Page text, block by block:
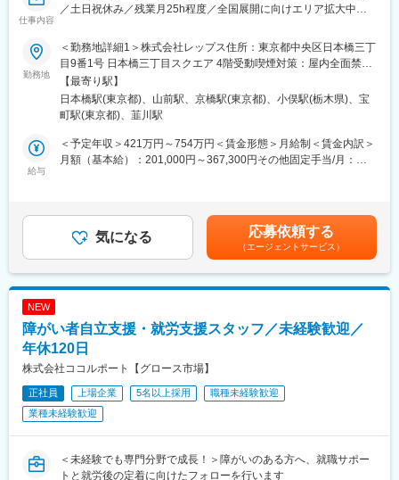
・当社は関東でトップクラスのシェアを持つ総合医療商社です。
扱っていない製品がないほどのラインナップで、「栗原に頼めば
なんでも用意できる」というブランドがあります。
・トップシェアを取ることができた要因は当社独自の営業スタイ
ルです。医療機関を広くカバーし病院との窓口となる「エリア営
についての提案を行う「専門営業」、在宅患者向けの福祉用具等
を扱う「ライフケア営業」の3つに営業部隊を分けることによって
仕事内容
／土日祝休み／残業月25h程度／全国展開に向けエリア拡大中～
ップクラスの売上を誇る、創業70年以上の医療機器商社の子会社
として新たに設立された医療メーカー向けの営業支援専門企業と
なります。※
■はじめに：
透析装置や透析液を扱う医療機器メーカーの営業担当として、メ
ーカーの代わりに病院やディーラーに対する営業活動を行ってい
ただきます。具体的には、血液浄化領域に関連する製品の提案・
導入支援、医師や臨床工学技士との連携、製品説明やトレーニン
・透析関連製品（透析装置、透析液、カテーテル、フィルター
等）の営業活動・病院
・クリニックへの直接営業（新規、既存）
■仕事の特徴：
・担当エリア、顧客に対し一人で裁量を持って動ける自走型の営
・顧客との関係構築を通じて、長期的な信頼関係の中で売上を伸
ばすスタンス
配属先は全18名（男性15名、女性3名）にて構成されておりま
す。
勤務地
＜勤務地詳細1＞株式会社レップス住所：東京都中央区日本橋三丁
目9番1号 日本橋三丁目スクエア 4階受動喫煙対策：屋内全面禁煙
＜勤務地詳細2＞関東エリア住所：東京都／神奈川県／埼玉県／茨
城県／栃木県／群馬県 受動喫煙対策：屋内全面禁煙＜勤務地詳細
3＞株式会社栗原医療器械店住所：群馬県太田市清原町4-6 勤務地
囲：会社の定める事業所
【最寄り駅】
日本橋駅(東京都)、山前駅、京橋駅(東京都)、小俣駅(栃木県)、宝
町駅(東京都)、韮川駅
給与
＜予定年収＞421万円～754万円＜賃金形態＞月給制＜賃金内訳＞
月額（基本給）：201,000円～367,300円その他固定手当/月：
業手当＞有＜給与補足＞※給与はご経験をもとに決定。■昇給：年
1回（9月）■賞与：年2回（6月、12月）■給与例：医療業界経験５
年総合職の場合、年収：491万円うち月給：311,600円（内訳：基
本給234,600円、営業手当52,000円、総合職手当15,000円、地域
手当10,000円）賃金はあくまでも目安の金額であり、選考を通じ
です。
気になる 応募依頼する
（エージェントサービス）
NEW
障がい者自立支援・就労支援スタッフ／未経験歓迎／
年休120日
株式会社ココルポート【グロース市場】
正社員 上場企業 5名以上採用
職種未経験歓迎
業種未経験歓迎
＜未経験でも専門分野で成長！＞障がいのある方へ、就職サポー
トと就労後の定着に向けたフォローを行います